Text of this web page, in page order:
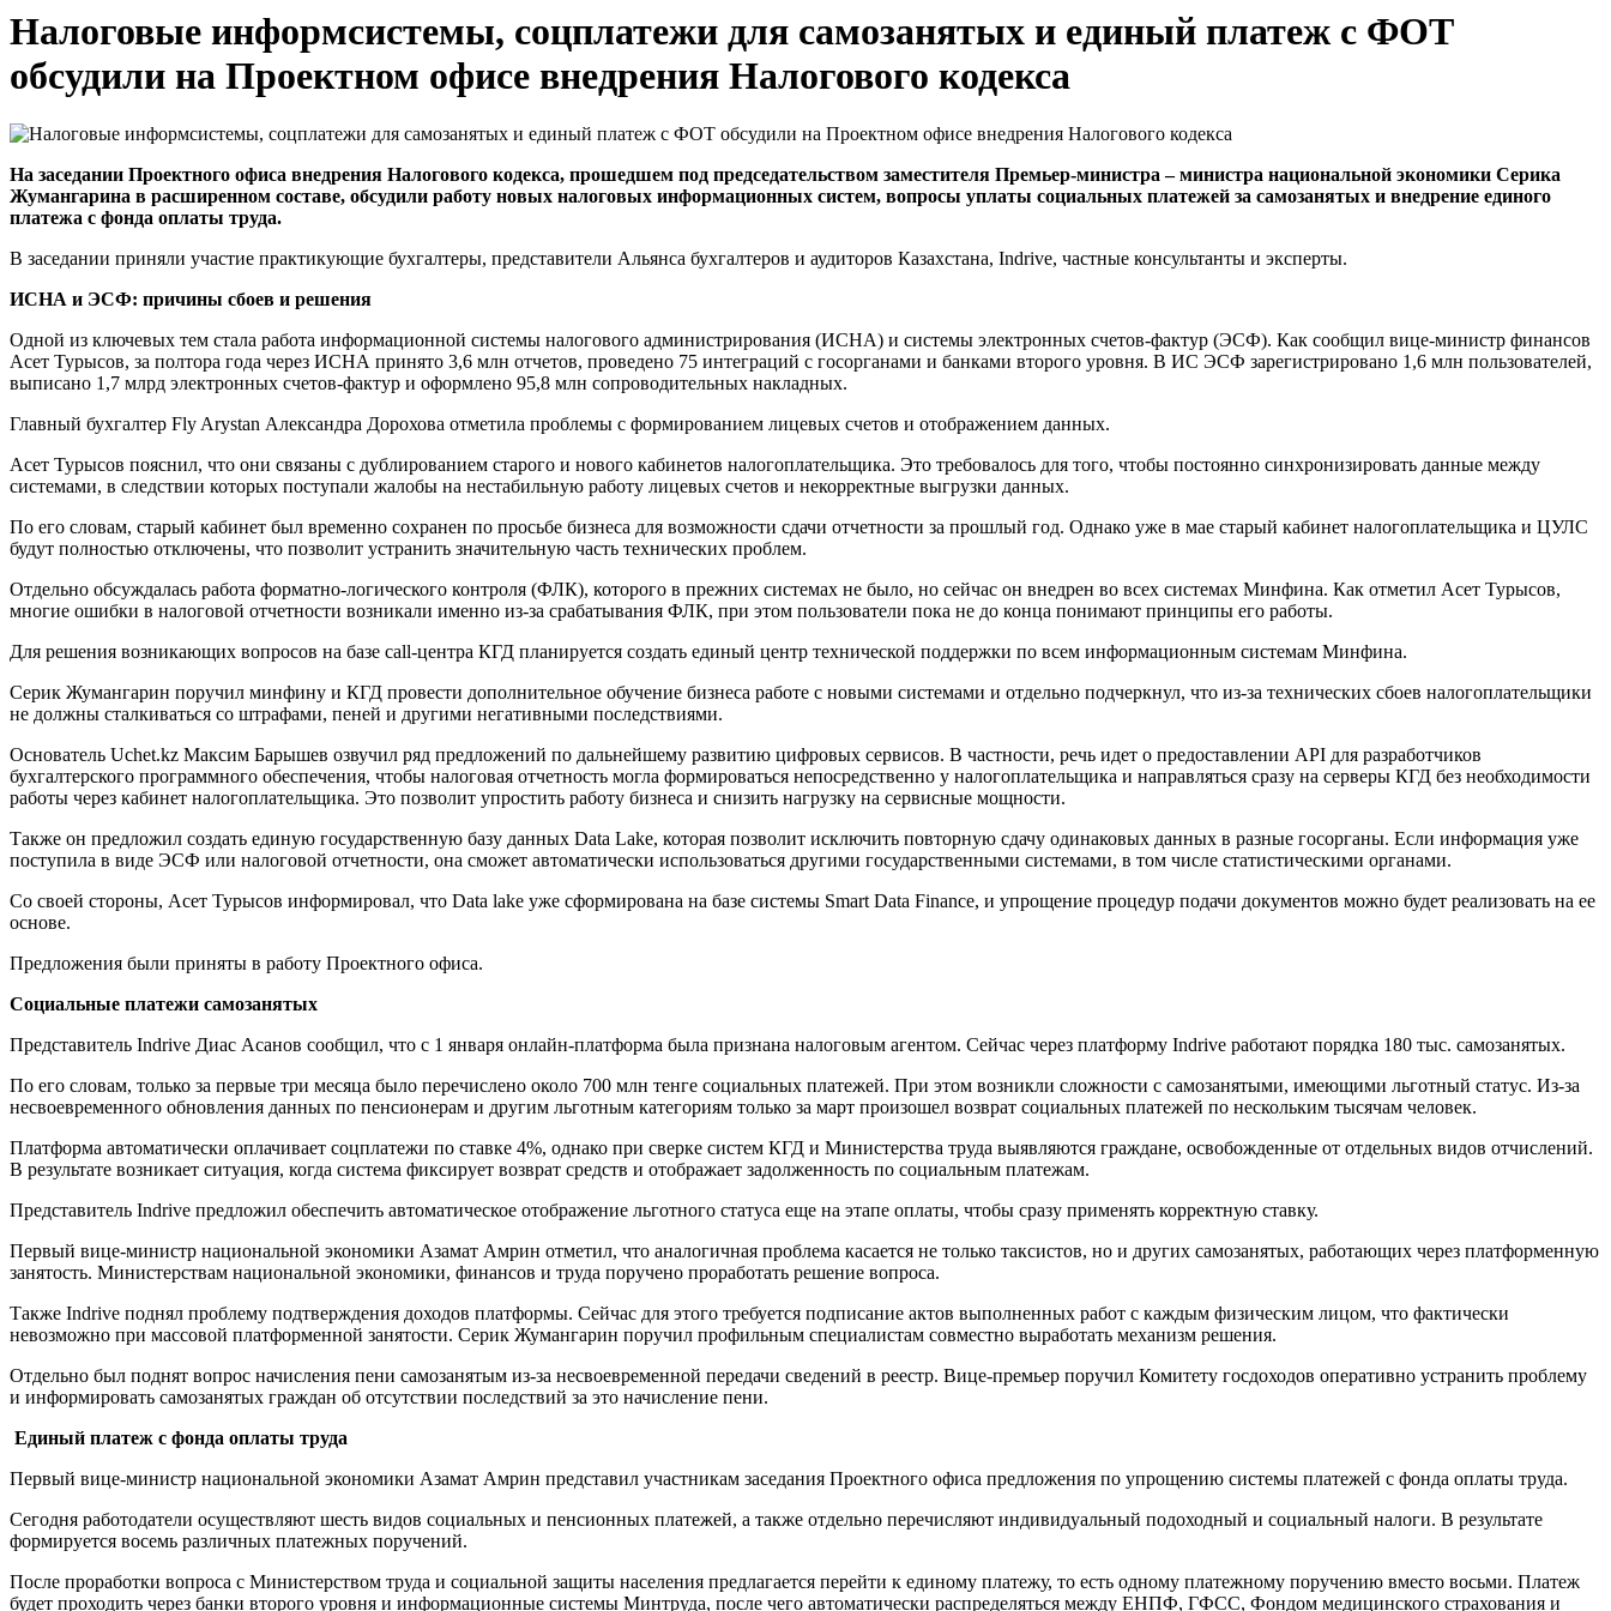
Налоговые информсистемы, соцплатежи для самозанятых и единый платеж с ФОТ
обсудили на Проектном офисе внедрения Налогового кодекса
На заседании Проектного офиса внедрения Налогового кодекса, прошедшем под председательством заместителя Премьер-министра – министра национальной экономики Серика
Жумангарина в расширенном составе, обсудили работу новых налоговых информационных систем, вопросы уплаты социальных платежей за самозанятых и внедрение единого
платежа с фонда оплаты труда.
В заседании приняли участие практикующие бухгалтеры, представители Альянса бухгалтеров и аудиторов Казахстана, Indrive, частные консультанты и эксперты.
ИСНА и ЭСФ: причины сбоев и решения
Одной из ключевых тем стала работа информационной системы налогового администрирования (ИСНА) и системы электронных счетов-фактур (ЭСФ). Как сообщил вице-министр финансов
Асет Турысов, за полтора года через ИСНА принято 3,6 млн отчетов, проведено 75 интеграций с госорганами и банками второго уровня. В ИС ЭСФ зарегистрировано 1,6 млн пользователей,
выписано 1,7 млрд электронных счетов-фактур и оформлено 95,8 млн сопроводительных накладных.
Главный бухгалтер Fly Arystan Александра Дорохова отметила проблемы с формированием лицевых счетов и отображением данных.
Асет Турысов пояснил, что они связаны с дублированием старого и нового кабинетов налогоплательщика. Это требовалось для того, чтобы постоянно синхронизировать данные между
системами, в следствии которых поступали жалобы на нестабильную работу лицевых счетов и некорректные выгрузки данных.
По его словам, старый кабинет был временно сохранен по просьбе бизнеса для возможности сдачи отчетности за прошлый год. Однако уже в мае старый кабинет налогоплательщика и ЦУЛС
будут полностью отключены, что позволит устранить значительную часть технических проблем.
Отдельно обсуждалась работа форматно-логического контроля (ФЛК), которого в прежних системах не было, но сейчас он внедрен во всех системах Минфина. Как отметил Асет Турысов,
многие ошибки в налоговой отчетности возникали именно из-за срабатывания ФЛК, при этом пользователи пока не до конца понимают принципы его работы.
Для решения возникающих вопросов на базе call-центра КГД планируется создать единый центр технической поддержки по всем информационным системам Минфина.
Серик Жумангарин поручил минфину и КГД провести дополнительное обучение бизнеса работе с новыми системами и отдельно подчеркнул, что из-за технических сбоев налогоплательщики
не должны сталкиваться со штрафами, пеней и другими негативными последствиями.
Основатель Uchet.kz Максим Барышев озвучил ряд предложений по дальнейшему развитию цифровых сервисов. В частности, речь идет о предоставлении API для разработчиков
бухгалтерского программного обеспечения, чтобы налоговая отчетность могла формироваться непосредственно у налогоплательщика и направляться сразу на серверы КГД без необходимости
работы через кабинет налогоплательщика. Это позволит упростить работу бизнеса и снизить нагрузку на сервисные мощности.
Также он предложил создать единую государственную базу данных Data Lake, которая позволит исключить повторную сдачу одинаковых данных в разные госорганы. Если информация уже
поступила в виде ЭСФ или налоговой отчетности, она сможет автоматически использоваться другими государственными системами, в том числе статистическими органами.
Со своей стороны, Асет Турысов информировал, что Data lake уже сформирована на базе системы Smart Data Finance, и упрощение процедур подачи документов можно будет реализовать на ее
основе.
Предложения были приняты в работу Проектного офиса.
Социальные платежи самозанятых
Представитель Indrive Диас Асанов сообщил, что с 1 января онлайн-платформа была признана налоговым агентом. Сейчас через платформу Indrive работают порядка 180 тыс. самозанятых.
По его словам, только за первые три месяца было перечислено около 700 млн тенге социальных платежей. При этом возникли сложности с самозанятыми, имеющими льготный статус. Из-за
несвоевременного обновления данных по пенсионерам и другим льготным категориям только за март произошел возврат социальных платежей по нескольким тысячам человек.
Платформа автоматически оплачивает соцплатежи по ставке 4%, однако при сверке систем КГД и Министерства труда выявляются граждане, освобожденные от отдельных видов отчислений.
В результате возникает ситуация, когда система фиксирует возврат средств и отображает задолженность по социальным платежам.
Представитель Indrive предложил обеспечить автоматическое отображение льготного статуса еще на этапе оплаты, чтобы сразу применять корректную ставку.
Первый вице-министр национальной экономики Азамат Амрин отметил, что аналогичная проблема касается не только таксистов, но и других самозанятых, работающих через платформенную
занятость. Министерствам национальной экономики, финансов и труда поручено проработать решение вопроса.
Также Indrive поднял проблему подтверждения доходов платформы. Сейчас для этого требуется подписание актов выполненных работ с каждым физическим лицом, что фактически
невозможно при массовой платформенной занятости. Серик Жумангарин поручил профильным специалистам совместно выработать механизм решения.
Отдельно был поднят вопрос начисления пени самозанятым из-за несвоевременной передачи сведений в реестр. Вице-премьер поручил Комитету госдоходов оперативно устранить проблему
и информировать самозанятых граждан об отсутствии последствий за это начисление пени.
Единый платеж с фонда оплаты труда
Первый вице-министр национальной экономики Азамат Амрин представил участникам заседания Проектного офиса предложения по упрощению системы платежей с фонда оплаты труда.
Сегодня работодатели осуществляют шесть видов социальных и пенсионных платежей, а также отдельно перечисляют индивидуальный подоходный и социальный налоги. В результате
формируется восемь различных платежных поручений.
После проработки вопроса с Министерством труда и социальной защиты населения предлагается перейти к единому платежу, то есть одному платежному поручению вместо восьми. Платеж
будет проходить через банки второго уровня и информационные системы Минтруда, после чего автоматически распределяться между ЕНПФ, ГФСС, Фондом медицинского страхования и